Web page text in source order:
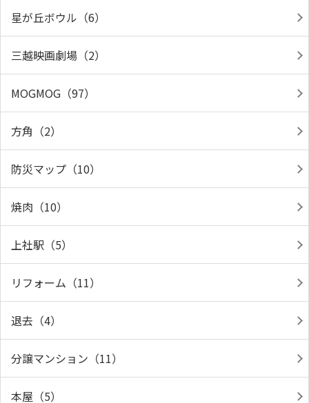
星が丘ボウル（6）
三越映画劇場（2）
MOGMOG（97）
方角（2）
防災マップ（10）
焼肉（10）
上社駅（5）
リフォーム（11）
退去（4）
分譲マンション（11）
本屋（5）